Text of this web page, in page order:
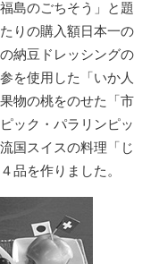
島のごちそう」と題
りの購入額日本一の
納豆ドレッシングの
を使用した「いか人
物の桃をのせた「市
ック・パラリンピッ
国スイスの料理「じ
品を作りました。